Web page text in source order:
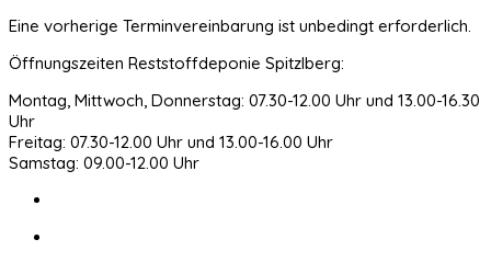
Eine vorherige Terminvereinbarung ist unbedingt erforderlich.
Öffnungszeiten Reststoffdeponie Spitzlberg:
Montag, Mittwoch, Donnerstag: 07.30-12.00 Uhr und 13.00-16.30
Uhr
Freitag: 07.30-12.00 Uhr und 13.00-16.00 Uhr
Samstag: 09.00-12.00 Uhr